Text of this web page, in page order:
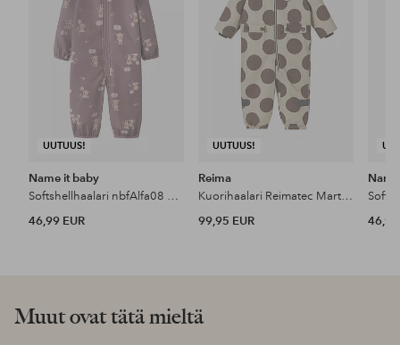
UUTUUS!
Name it baby
Softshellhaalari nbfAlfa08 Softshell Suit Aop
46,99 EUR
UUTUUS!
Reima
Kuorihaalari Reimatec Marte Mid
99,95 EUR
46,99
Muut ovat tätä mieltä